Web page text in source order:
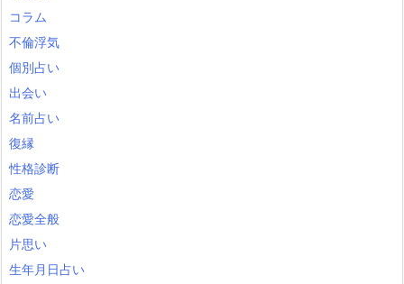
コラム
不倫浮気
個別占い
出会い
名前占い
復縁
性格診断
恋愛
恋愛全般
片思い
生年月日占い